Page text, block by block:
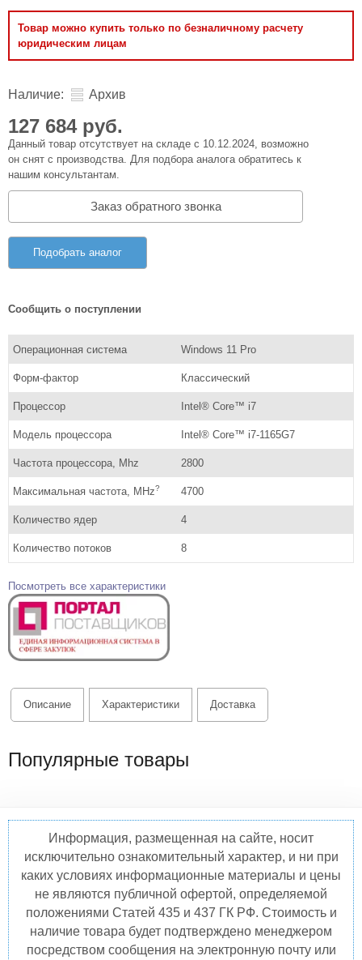
Товар можно купить только по безналичному расчету
юридическим лицам
Наличие: Архив
127 684 руб.
Данный товар отсутствует на складе с 10.12.2024, возможно
он снят с производства. Для подбора аналога обратитесь к
нашим консультантам.
Заказ обратного звонка
Подобрать аналог
Сообщить о поступлении
Операционная система Windows 11 Pro
Форм-фактор Классический
Процессор Intel® Core™ i7
Модель процессора Intel® Core™ i7-1165G7
Частота процессора, Mhz 2800
Максимальная частота, MHz? 4700
Количество ядер 4
Количество потоков 8
Посмотреть все характеристики
Описание Характеристики Доставка
Популярные товары
Информация, размещенная на сайте, носит
исключительно ознакомительный характер, и ни при
каких условиях информационные материалы и цены
не являются публичной офертой, определяемой
положениями Статей 435 и 437 ГК РФ. Стоимость и
наличие товара будет подтверждено менеджером
посредством сообщения на электронную почту или